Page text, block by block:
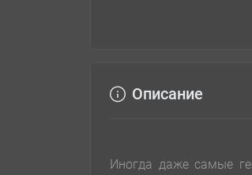
Описание
Иногда даже самые